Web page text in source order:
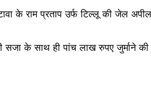
के राम प्रताप उर्फ टिल्लू की जेल
के साथ ही पांच लाख रुपए जुर्माने की